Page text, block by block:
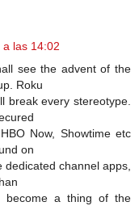
las 14:02
see the advent of the
Roku
break every stereotype.
Now, Showtime etc
on
channel apps,
become a thing of the